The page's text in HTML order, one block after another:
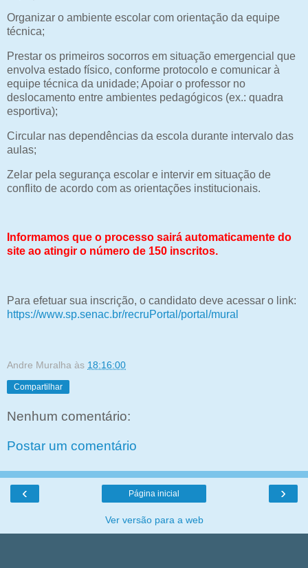
Organizar o ambiente escolar com orientação da equipe
técnica;
Prestar os primeiros socorros em situação emergencial que
envolva estado físico, conforme protocolo e comunicar à
equipe técnica da unidade; Apoiar o professor no
deslocamento entre ambientes pedagógicos (ex.: quadra
esportiva);
Circular nas dependências da escola durante intervalo das
aulas;
Zelar pela segurança escolar e intervir em situação de
conflito de acordo com as orientações institucionais.
Informamos que o processo sairá automaticamente do
site ao atingir o número de 150 inscritos.
Para efetuar sua inscrição, o candidato deve acessar o link:
https://www.sp.senac.br/recruPortal/portal/mural
Andre Muralha às 18:16:00
Compartilhar
Nenhum comentário:
Postar um comentário
‹ ›
Página inicial
Ver versão para a web